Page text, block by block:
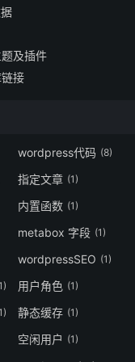
及插件
接
wordpress代码 (8)
(4)
指定文章 (1)
内置函数 (1)
metabox 字段 (1)
wordpressSEO (1)
用户角色 (1)
静态缓存 (1)
空闲用户 (1)